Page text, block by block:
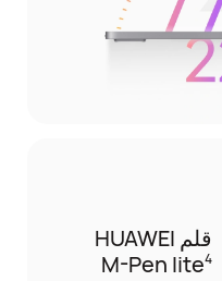
قلم HUAWEI
M-Pen lite4